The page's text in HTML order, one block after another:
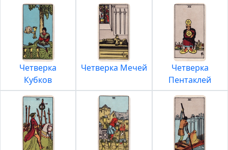
Четверка
Кубков
Четверка Мечей
Четверка
Пентаклей